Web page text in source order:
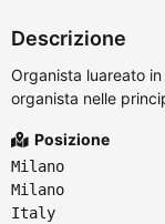
Descrizione
Organista luareato
organista nelle
Posizione
Milano
Milano
Italy